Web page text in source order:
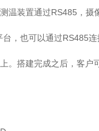
温装置通过RS485，
，也可以通过RS485连
。搭建完成之后，客